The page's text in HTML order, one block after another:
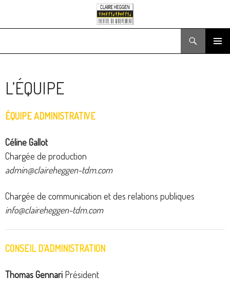
L’ÉQUIPE
ÉQUIPE ADMINISTRATIVE
Céline Gallot
Chargée de production
admin@claireheggen-tdm.com
Chargée de communication et des relations publiques
info@claireheggen-tdm.com
CONSEIL D’ADMINISTRATION
Thomas Gennari Président